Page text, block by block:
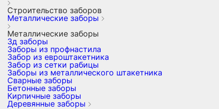
Строительство заборов
Металлические заборы
Металлические заборы
3д заборы
Заборы из профнастила
Забор из евроштакетника
Забор из сетки рабицы
Заборы из металлического штакетника
Сварные заборы
Бетонные заборы
Кирпичные заборы
Деревянные заборы